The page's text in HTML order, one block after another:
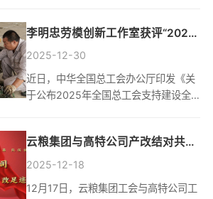
质、拓展视野格局，为集团发展与人才
成长注入源源不断的“书香...
妙。之后，大家热情参与各项趣味活
动，现场气氛热烈、欢声笑语不断，团
步提升。大家纷纷表示，此次迎新活动
不仅放松了身心，更激发了干劲，未来
中，以更加奋发有为的姿态开启新的一
年。
李明忠劳模创新工作室获评“2025
年全国总工会支持建设全国劳模工
匠创新工作室”
2025-12-30
近日，中华全国总工会办公厅印发《关
于公布2025年全国总工会支持建设全
功获评“2025年全国总工会支持建设全
国劳模工匠创新工作室”，并获得10万
室创建于2021年。多年来，该工作室依
云粮集团与高特公司产改结对共建
显成效
2025-12-18
12月17日，云粮集团工会与高特公司工